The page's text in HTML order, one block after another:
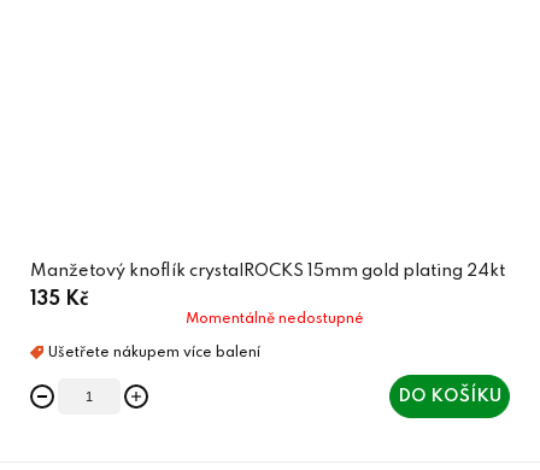
Manžetový knoflík crystalROCKS 15mm gold plating 24kt
135 Kč
Momentálně nedostupné
DO KOŠÍKU